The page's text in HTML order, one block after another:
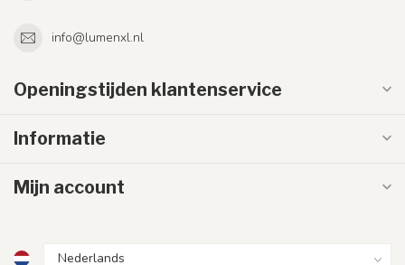
info@lumenxl.nl
Openingstijden klantenservice
Informatie
Mijn account